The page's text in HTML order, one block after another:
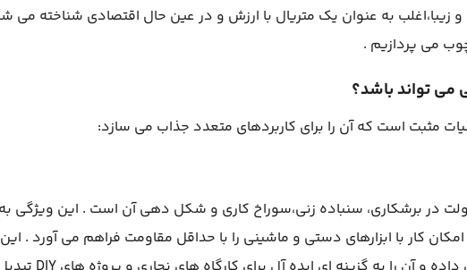
به عنوان یک متریال با ارزش و در عین حال اقتصادی شناخته می
می پردازیم .
می تواند باشد؟
مثبت است که آن را برای کاربردهای متعدد جذاب می سازد:
در برشکاری، سنباده زنی،سوراخ کاری و شکل دهی آن است . این ویژگی
کار با ابزارهای دستی و ماشینی را با حداقل مقاومت فراهم می آورد . این